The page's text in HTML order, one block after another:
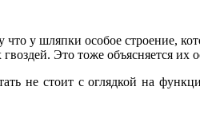
у шляпки особое строение,
Это тоже объясняется их
не стоит с оглядкой на